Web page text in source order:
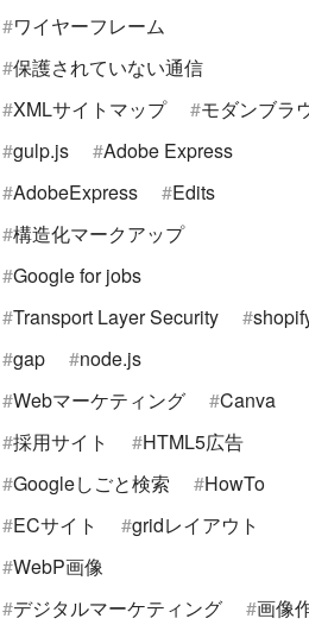
ワイヤーフレーム
保護されていない通信
XMLサイトマップ
モダンブラ
gulp.js
Adobe Express
AdobeExpress
Edits
構造化マークアップ
Google for jobs
Transport Layer Security
gap
node.js
Webマーケティング
Canva
採用サイト
HTML5広告
Googleしごと検索
HowTo
ECサイト
gridレイアウト
WebP画像
デジタルマーケティング
画像